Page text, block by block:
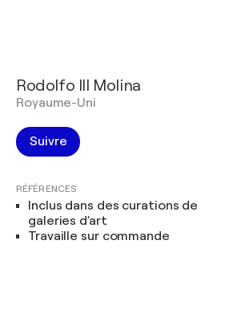
Rodolfo III Molina
Royaume-Uni
Suivre
RÉFÉRENCES
Inclus dans des curations de
galeries d'art
Travaille sur commande